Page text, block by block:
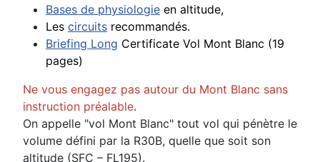
Bases de physiologie en altitude,
Les circuits recommandés.
Briefing Long Certificate Vol Mont Blanc (19
pages)
Ne vous engagez pas autour du Mont Blanc sans
instruction préalable.
On appelle "vol Mont Blanc" tout vol qui pénètre le
volume défini par la R30B, quelle que soit son
altitude (SFC – FL195).